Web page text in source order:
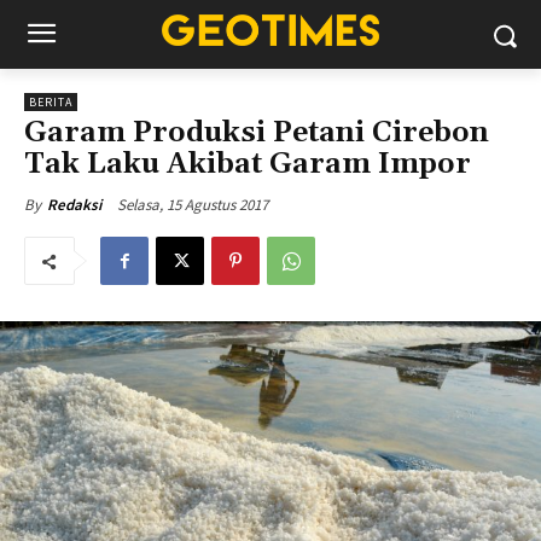
BERITA
Garam Produksi Petani Cirebon
Tak Laku Akibat Garam Impor
By Redaksi Selasa, 15 Agustus 2017